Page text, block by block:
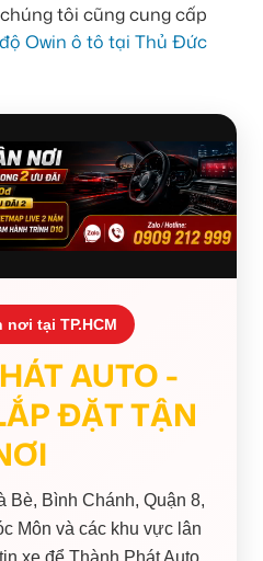
tôi cũng cung cấp
Owin ô tô tại Thủ Đức
nơi tại TP.HCM
AUTO -
ĐẶT TẬN
Bè, Bình Chánh, Quận 8,
Môn và các khu vực lân
xe để Thành Phát Auto